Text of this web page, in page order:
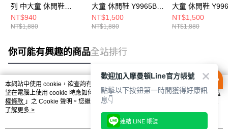
列 中大童 休閒鞋
YV996PA3-W
NT$940
NT$1,880
大童 休閒鞋 Y9965B0-
W
NT$1,500
NT$1,880
大童 休閒鞋
W
NT$1,500
NT$1,880
你可能有興趣的商品全站排行
熱門標籤
本網站中使用 cookie，欲查詢有關本網站使用 cookie 方式之詳情，及若您不希
望在電腦上使用 cookie 時應如何變更電腦的 cookie 設定，請參閱本網站「
隱私
權條款 」之 Cookie 聲明。您繼續使用本網站即表示您同意本公司得按本網站使
用條款之 Cookie 聲明使用 cookie。
了解更多 >
歡迎加入摩曼頓Line官方帳號
點擊以下按鈕第一時間獲得好康訊
息👇
連結 LINE 帳號